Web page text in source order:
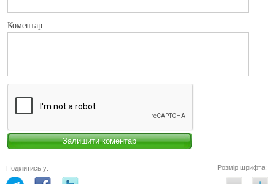
Коментар
Поділитись у: Розмір шрифта: